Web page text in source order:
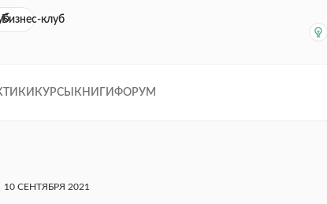
Бизнес-клуб
КУРСЫ КНИГИ ФОРУМ
10 СЕНТЯБРЯ 2021